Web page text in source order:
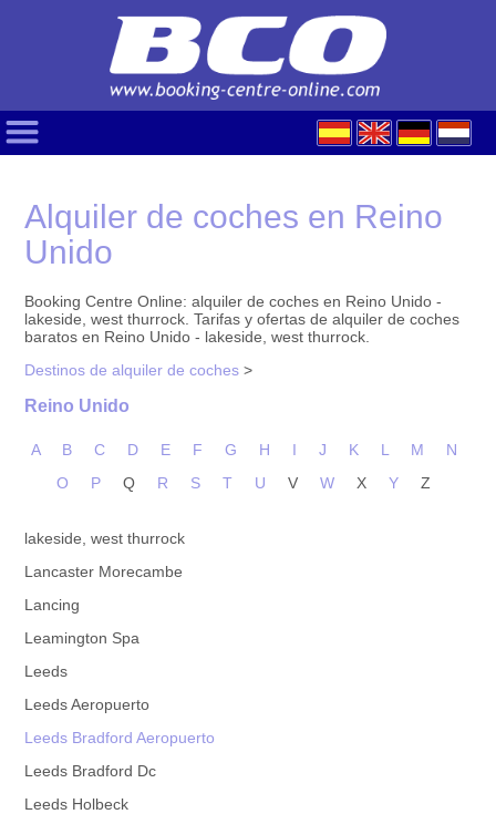
Alquiler de coches en Reino
Unido
Booking Centre Online: alquiler de coches en Reino Unido -
lakeside, west thurrock. Tarifas y ofertas de alquiler de coches
baratos en Reino Unido - lakeside, west thurrock.
Destinos de alquiler de coches >
Reino Unido
A B C D E F G H I J K L M
N
O
P Q R S T U V W X Y Z
lakeside, west thurrock
Lancaster Morecambe
Lancing
Leamington Spa
Leeds
Leeds Aeropuerto
Leeds Bradford Aeropuerto
Leeds Bradford Dc
Leeds Holbeck